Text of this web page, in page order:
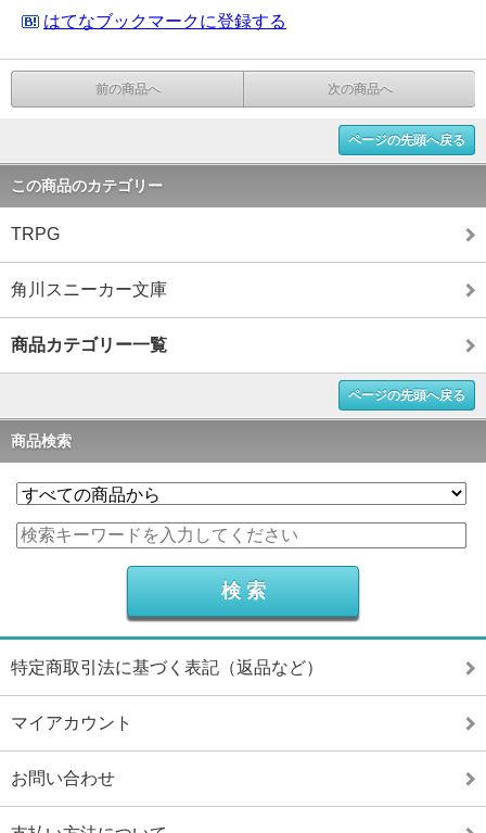
はてなブックマークに登録する
前の商品へ 次の商品へ
ページの先頭へ戻る
この商品のカテゴリー
TRPG
角川スニーカー文庫
商品カテゴリー一覧
ページの先頭へ戻る
商品検索
特定商取引法に基づく表記（返品など）
マイアカウント
お問い合わせ